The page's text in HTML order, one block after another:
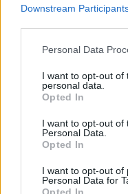
Downstream
Personal Data
I want to opt-out of
personal data.
Opted In
I want to opt-out of
Personal Data.
Opted In
I want to opt-out of
Personal Data for
Opted In
Commenti
Accedi o
L'email è richiesta ma non